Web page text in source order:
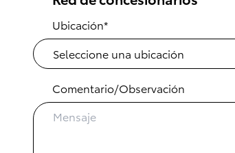
Ubicación*
Comentario/Observación